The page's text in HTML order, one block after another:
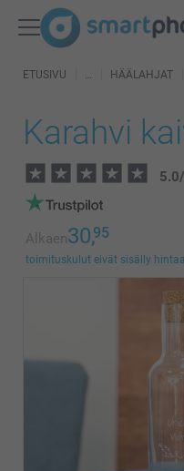
ETUSIVU HÄÄLAHJAT
Karahvi
5.0/
Alkaen30,95
toimituskulut eivät sisälly